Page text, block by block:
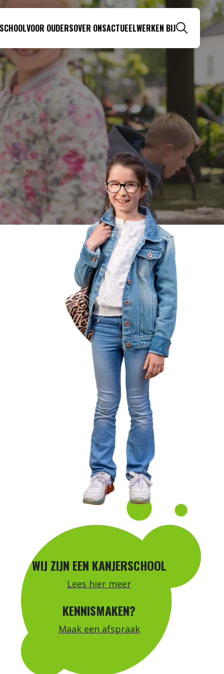
VOOR OUDERSOVER ONSACTUEELWERKEN BIJ
Zoeken
WIJ ZIJN EEN KANJERSCHOOL
Lees hier meer
KENNISMAKEN?
Maak een afspraak